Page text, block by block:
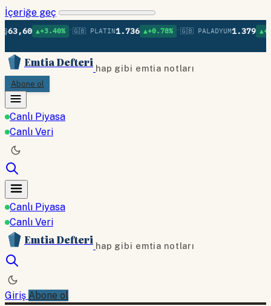
İçeriğe geç
▲+3.40% •🇬🇧 PLATIN 1.736 ▲+0.78% •🇬🇧 PALADYUM1.379 ▲+0.75% •
Emtia Defteri hap gibi emtia notları
Abone ol
Canlı Piyasa
Canlı Veri
Canlı Piyasa
Canlı Veri
Emtia Defteri hap gibi emtia notları
Giriş Abone ol